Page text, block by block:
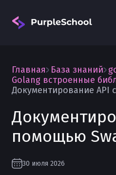
Главная База знаний
Golang встроенные
Документирование API
помощью
30 июля 2026